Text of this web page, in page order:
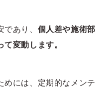
あり、 個人差や施術部
変動します。
めには、定期的なメンテ